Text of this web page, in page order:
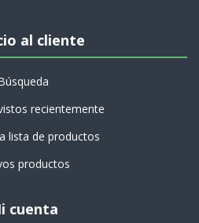
al cliente
recientemente
lista de productos
productos
cuenta